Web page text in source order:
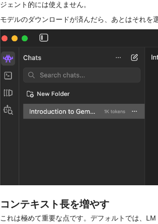
ジェント的には使えません。
モデルのダウンロードが済んだら、あとはそれを
コンテキスト長を増やす
これは極めて重要な点です。デフォルトでは、